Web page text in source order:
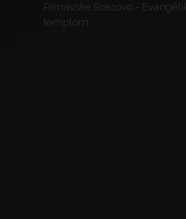
Rimavské Brezovo -
templom